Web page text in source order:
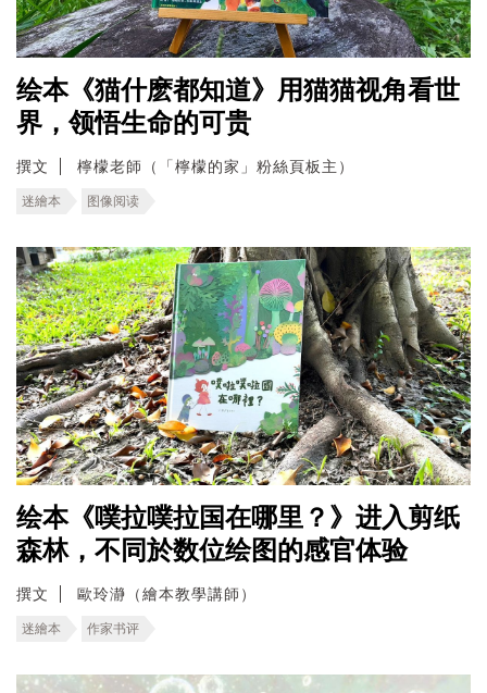
绘本《猫什麽都知道》用猫猫视角看世
界，领悟生命的可贵
撰文 檸檬老師（「檸檬的家」粉絲頁板主）
迷繪本 图像阅读
绘本《噗拉噗拉国在哪里？》进入剪纸
森林，不同於数位绘图的感官体验
撰文 歐玲瀞（繪本教學講師）
迷繪本 作家书评